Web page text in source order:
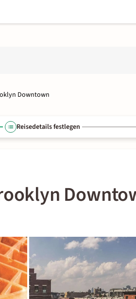
Downtown
Reisedetails festlegen